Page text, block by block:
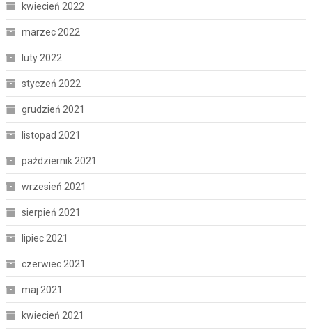
kwiecień 2022
marzec 2022
luty 2022
styczeń 2022
grudzień 2021
listopad 2021
październik 2021
wrzesień 2021
sierpień 2021
lipiec 2021
czerwiec 2021
maj 2021
kwiecień 2021